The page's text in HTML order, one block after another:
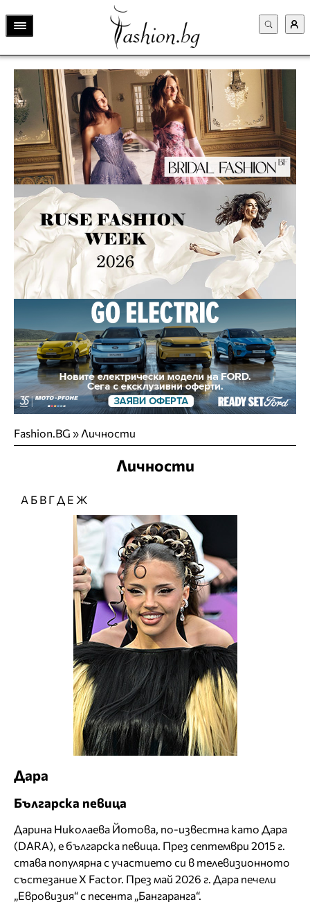
Fashion.BG » Личности
Личности
А Б В ГД Е Ж
Дара
Българска певица
Дарина Николаева Йотова, по-известна като Дара
(DARA), е българска певица. През септември 2015 г.
става популярна с участието си в телевизионното
състезание X Factor. През май 2026 г. Дара печели
„Евровизия“ с песента „Бангаранга“.